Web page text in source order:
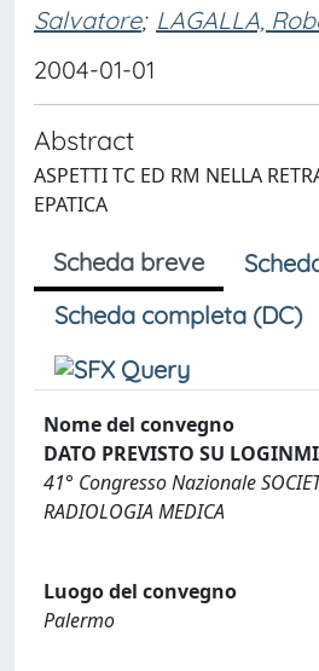
Salvatore; LAGALLA,
2004-01-01
Abstract
ASPETTI TC ED RM NELLA
EPATICA
Scheda breve
Scheda completa (DC)
Nome del convegno
DATO PREVISTO SU
41° Congresso Nazionale
RADIOLOGIA MEDICA
Luogo del convegno
Palermo